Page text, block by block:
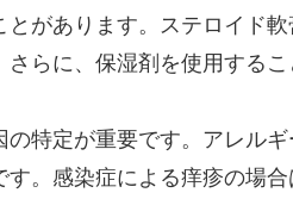
とがあります。ステロイド
らに、保湿剤を使用する
の特定が重要です。アレル
す。感染症による痒疹の場